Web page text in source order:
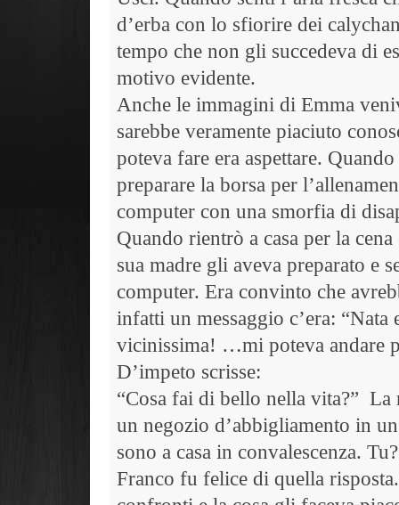
d’erba con lo sfiorire dei
tempo che non gli succedeva di
motivo evidente.
Anche le immagini di Emma
sarebbe veramente piaciuto
poteva fare era aspettare.
preparare la borsa per
computer con una smorfia di
Quando rientrò a casa per la
sua madre gli aveva preparato e
computer. Era convinto che
infatti un messaggio c’era:
vicinissima! …mi poteva andare
D’impeto scrisse:
“Cosa fai di bello nella vita?” La
un negozio d’abbigliamento in
sono a casa in convalescenza.
Franco fu felice di quella